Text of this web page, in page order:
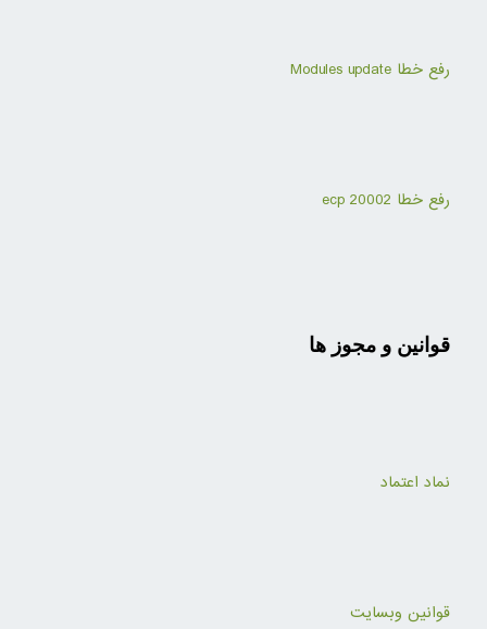
رفع خطا Modules update
رفع خطا ecp 20002
قوانین و مجوز ها
نماد اعتماد
قوانین وبسایت